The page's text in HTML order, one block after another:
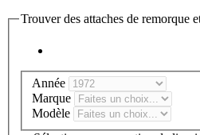
Trouver des attaches de remorque
Année
Marque
Modèle